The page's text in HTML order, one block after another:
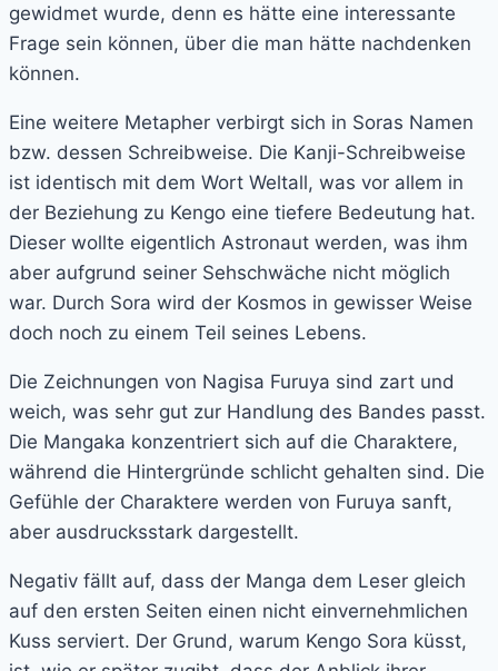
gewidmet wurde, denn es hätte eine interessante
Frage sein können, über die man hätte nachdenken
können.
Eine weitere Metapher verbirgt sich in Soras Namen
bzw. dessen Schreibweise. Die Kanji-Schreibweise
ist identisch mit dem Wort Weltall, was vor allem in
der Beziehung zu Kengo eine tiefere Bedeutung hat.
Dieser wollte eigentlich Astronaut werden, was ihm
aber aufgrund seiner Sehschwäche nicht möglich
war. Durch Sora wird der Kosmos in gewisser Weise
doch noch zu einem Teil seines Lebens.
Die Zeichnungen von Nagisa Furuya sind zart und
weich, was sehr gut zur Handlung des Bandes passt.
Die Mangaka konzentriert sich auf die Charaktere,
während die Hintergründe schlicht gehalten sind. Die
Gefühle der Charaktere werden von Furuya sanft,
aber ausdrucksstark dargestellt.
Negativ fällt auf, dass der Manga dem Leser gleich
auf den ersten Seiten einen nicht einvernehmlichen
Kuss serviert. Der Grund, warum Kengo Sora küsst,